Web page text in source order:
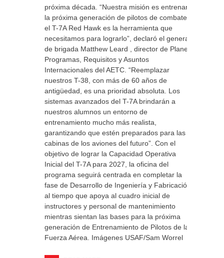
próxima década. “Nuestra misión es entrenar a
la próxima generación de pilotos de combate, y
el T-7A Red Hawk es la herramienta que
necesitamos para lograrlo”, declaró el general
de brigada Matthew Leard , director de Planes,
Programas, Requisitos y Asuntos
Internacionales del AETC. “Reemplazar
nuestros T-38, con más de 60 años de
antigüedad, es una prioridad absoluta. Los
sistemas avanzados del T-7A brindarán a
nuestros alumnos un entorno de
entrenamiento mucho más realista,
garantizando que estén preparados para las
cabinas de los aviones del futuro”. Con el
objetivo de lograr la Capacidad Operativa
Inicial del T-7A para 2027, la oficina del
programa seguirá centrada en completar la
fase de Desarrollo de Ingeniería y Fabricación,
al tiempo que apoya al cuadro inicial de
instructores y personal de mantenimiento
mientras sientan las bases para la próxima
generación de Entrenamiento de Pilotos de la
Fuerza Aérea. Imágenes USAF/Sam Worrel